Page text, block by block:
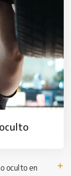
oculto en